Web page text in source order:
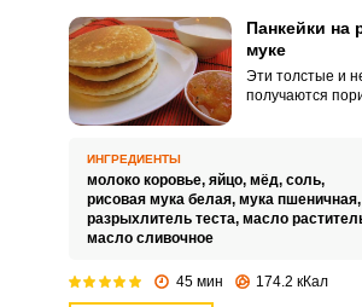
Панкейки на
муке
Эти толстые и
получаются
блюду приятный
вкус и аромат.
ИНГРЕДИЕНТЫ
молоко коровье, яйцо, мёд, соль,
рисовая мука белая, мука пшеничная,
разрыхлитель теста, масло
масло сливочное
45 мин 174.2 кКал